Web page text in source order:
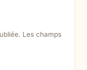
Les champs